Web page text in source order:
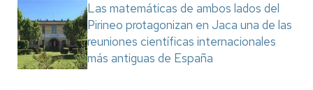
Las matemáticas de ambos lados del
Pirineo protagonizan en Jaca una de las
reuniones científicas internacionales
más antiguas de España